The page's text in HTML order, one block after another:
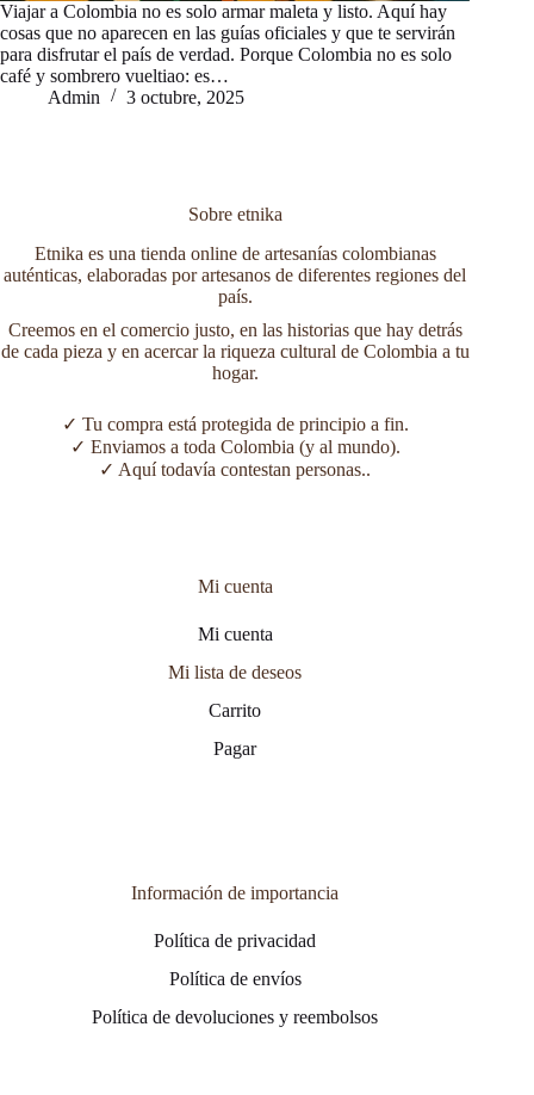
Viajar a Colombia no es solo armar maleta y listo. Aquí hay
cosas que no aparecen en las guías oficiales y que te servirán
para disfrutar el país de verdad. Porque Colombia no es solo
café y sombrero vueltiao: es…
Admin
3 octubre, 2025
Sobre etnika
Etnika es una tienda online de artesanías colombianas
auténticas, elaboradas por artesanos de diferentes regiones del
país.
Creemos en el comercio justo, en las historias que hay detrás
de cada pieza y en acercar la riqueza cultural de Colombia a tu
hogar.
✓ Tu compra está protegida de principio a fin.
✓ Enviamos a toda Colombia (y al mundo).
✓ Aquí todavía contestan personas..
Mi cuenta
Mi cuenta
Mi lista de deseos
Carrito
Pagar
Información de importancia
Política de privacidad
Política de envíos
Política de devoluciones y reembolsos